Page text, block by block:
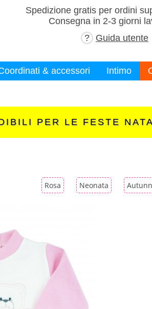
Spedizione gratis per ordini
Consegna in 2-3 giorni
?
Guida utente
& accessori Intimo
PER LE FESTE
Rosa Neonata
×